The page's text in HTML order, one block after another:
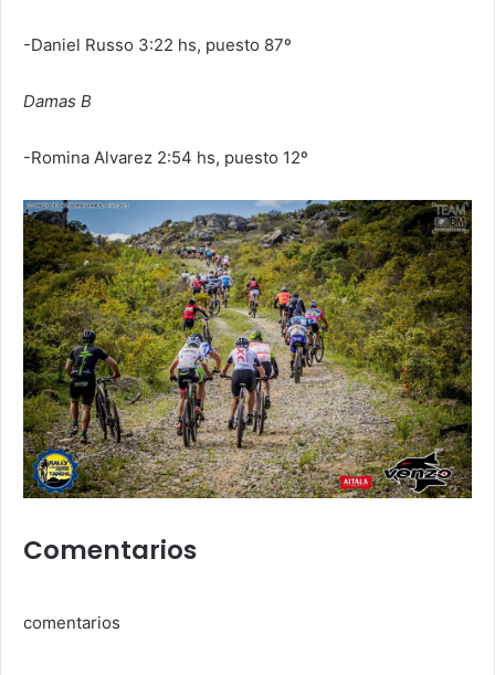
-Daniel Russo 3:22 hs, puesto 87º
Damas B
-Romina Alvarez 2:54 hs, puesto 12º
Comentarios
comentarios